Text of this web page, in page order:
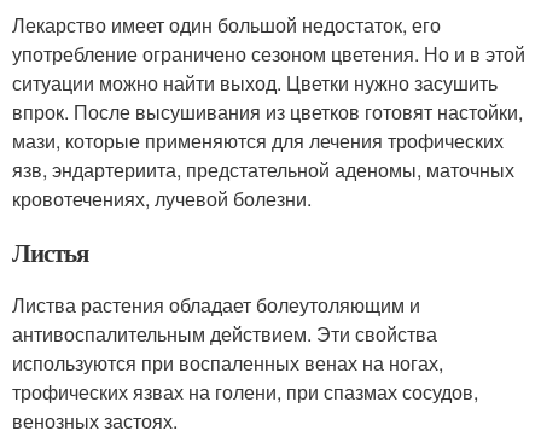
Лекарство имеет один большой недостаток, его
употребление ограничено сезоном цветения. Но и в этой
ситуации можно найти выход. Цветки нужно засушить
впрок. После высушивания из цветков готовят настойки,
мази, которые применяются для лечения трофических
язв, эндартериита, предстательной аденомы, маточных
кровотечениях, лучевой болезни.
Листья
Листва растения обладает болеутоляющим и
антивоспалительным действием. Эти свойства
используются при воспаленных венах на ногах,
трофических язвах на голени, при спазмах сосудов,
венозных застоях.